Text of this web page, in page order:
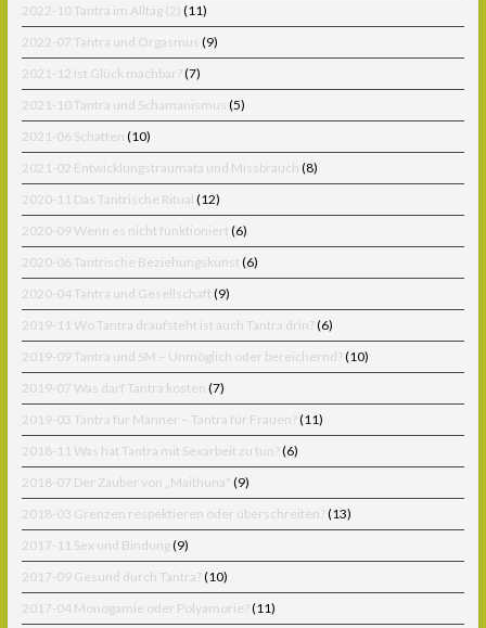
2022-10 Tantra im Alltag (2) (11)
2022-07 Tantra und Orgasmus (9)
2021-12 Ist Glück machbar?(7)
2021-10 Tantra und Schamanismus (5)
2021-06 Schatten (10)
2021-02 Entwicklungstraumata und Missbrauch (8)
2020-11 Das Tantrische Ritual (12)
2020-09 Wenn es nicht funktioniert (6)
2020-06 Tantrische Beziehungskunst (6)
2020-04 Tantra und Gesellschaft (9)
2019-11 Wo Tantra draufsteht ist auch Tantra drin?(6)
2019-09 Tantra und SM – Unmöglich oder bereichernd?(10)
2019-07 Was darf Tantra kosten (7)
2019-03 Tantra für Männer – Tantra für Frauen?(11)
2018-11 Was hat Tantra mit Sexarbeit zu tun?(6)
2018-07 Der Zauber von „Maithuna" (9)
2018-03 Grenzen respektieren oder überschreiten?(13)
2017-11 Sex und Bindung(9)
2017-09 Gesund durch Tantra?(10)
2017-04 Monogamie oder Polyamorie?(11)